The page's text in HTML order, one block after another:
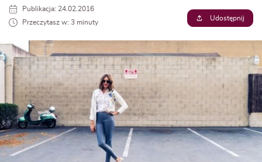
Publikacja: 24.02.2016
Przeczytasz w: 3 minuty
Udostępnij